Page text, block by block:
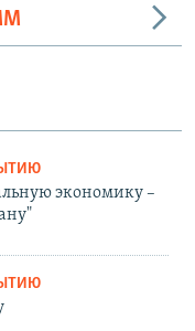
экономику –